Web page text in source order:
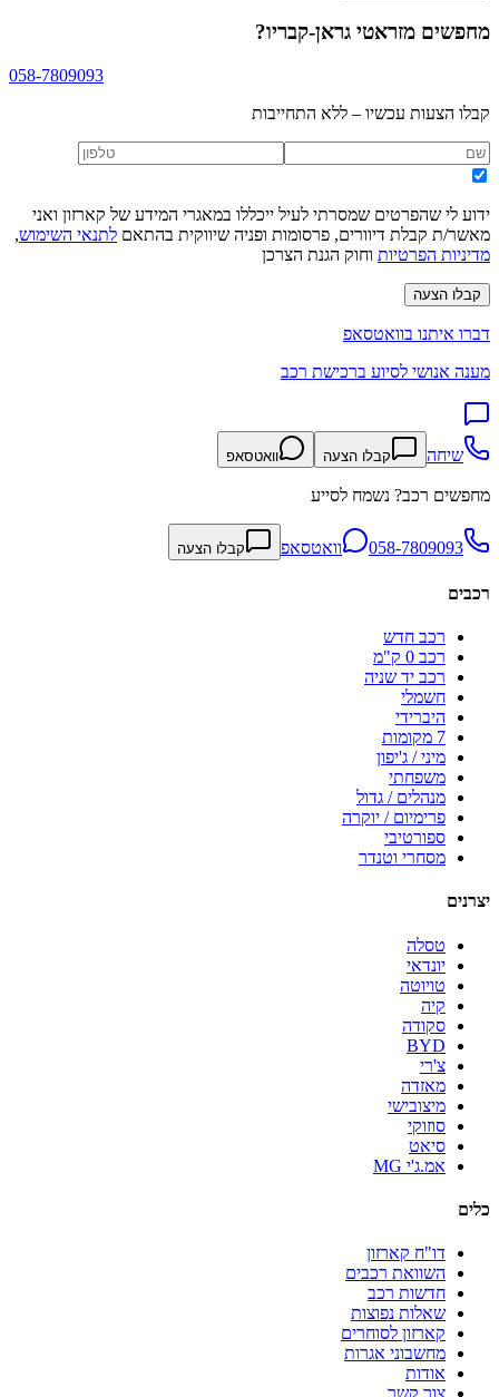
מחפשים מזראטי גראן-קבריו?
058-7809093
קבלו הצעות עכשיו – ללא התחייבות
ידוע לי שהפרטים שמסרתי לעיל ייכללו במאגרי המידע של קארזון ואני
מאשר/ת קבלת דיוורים, פרסומות ופניה שיווקית בהתאם לתנאי השימוש,
מדיניות הפרטיות וחוק הגנת הצרכן
קבלו הצעה
דברו איתנו בוואטסאפ
מענה אנושי לסיוע ברכישת רכב
שיחה קבלו הצעה וואטסאפ
מחפשים רכב? נשמח לסייע
058-7809093 וואטסאפ קבלו הצעה
רכבים
רכב חדש
רכב 0 ק"מ
רכב יד שניה
חשמלי
היברידי
7 מקומות
מיני / ג'יפון
משפחתי
מנהלים / גדול
פרימיום / יוקרה
ספורטיבי
מסחרי וטנדר
יצרנים
טסלה
יונדאי
טויוטה
קיה
סקודה
BYD
צ'רי
מאזדה
מיצובישי
סוזוקי
סיאט
אמ.ג'י MG
כלים
דו"ח קארזון
השוואת רכבים
חדשות רכב
שאלות נפוצות
קארזון לסוחרים
מחשבוני אגרות
אודות